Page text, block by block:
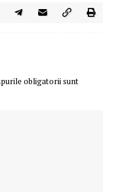
obligatorii sunt